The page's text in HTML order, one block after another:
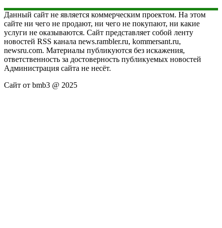
Данный сайт не является коммерческим проектом. На этом
сайте ни чего не продают, ни чего не покупают, ни какие
услуги не оказываются. Сайт представляет собой ленту
новостей RSS канала news.rambler.ru, kommersant.ru,
newsru.com. Материалы публикуются без искажения,
ответственность за достоверность публикуемых новостей
Администрация сайта не несёт.
Сайт от bmb3 @ 2025